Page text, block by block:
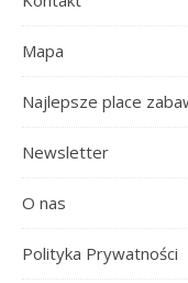
Mapa
Najlepsze place
Newsletter
O nas
Polityka Prywatności